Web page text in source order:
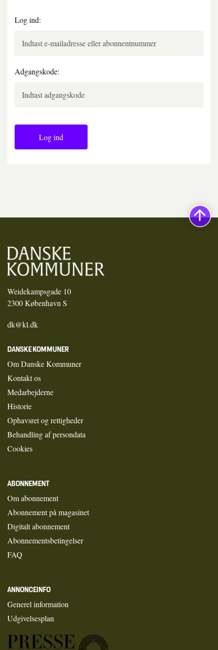
Log ind:
Adgangskode:
Log ind
Weidekampsgade 10
2300 København S
dk@kl.dk
DANSKE KOMMUNER
Om Danske Kommuner
Kontakt os
Medarbejderne
Historie
Ophavsret og rettigheder
Behandling af persondata
Cookies
ABONNEMENT
Om abonnement
Abonnement på magasinet
Digitalt abonnement
Abonnementsbetingelser
FAQ
ANNONCEINFO
Generel information
Udgivelsesplan